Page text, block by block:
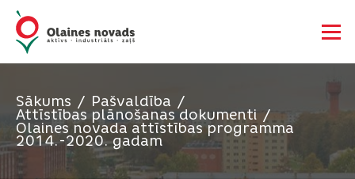
Sākums Pašvaldība
Attīstības plānošanas dokumenti
Olaines novada attīstības programma
2014.-2020. gadam